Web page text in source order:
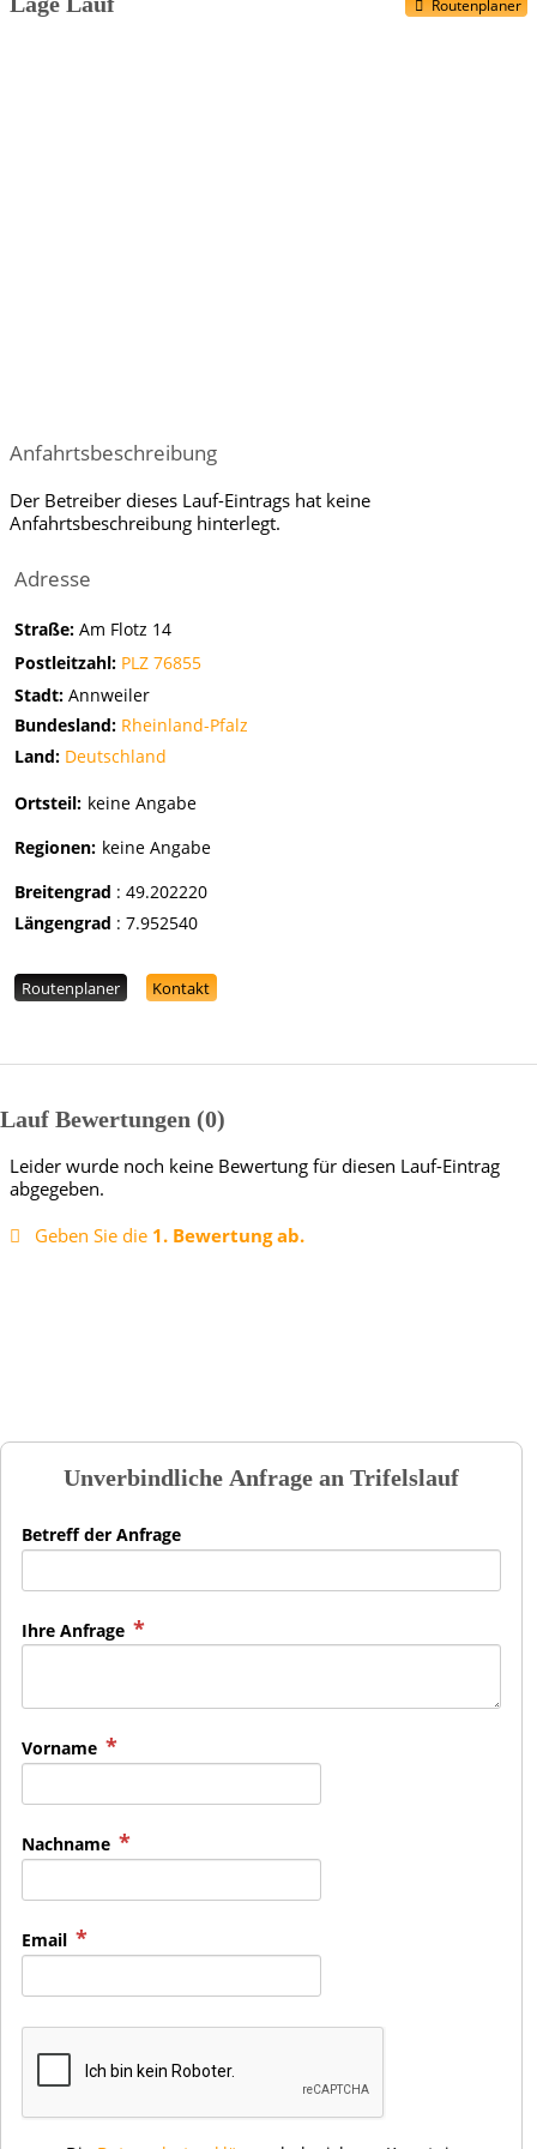
Routenplaner
Anfahrtsbeschreibung
Der Betreiber dieses Lauf-Eintrags hat keine
Anfahrtsbeschreibung hinterlegt.
Adresse
Straße: Am Flotz 14
Postleitzahl: PLZ 76855
Stadt: Annweiler
Bundesland: Rheinland-Pfalz
Land: Deutschland
Ortsteil: keine Angabe
Regionen: keine Angabe
Breitengrad : 49.202220
Längengrad : 7.952540
Routenplaner Kontakt
Lauf Bewertungen 0
Leider wurde noch keine Bewertung für diesen Lauf-Eintrag
abgegeben.
Geben Sie die 1. Bewertung ab.
Unverbindliche Anfrage an Trifelslauf
Betreff der Anfrage
Ihre Anfrage
Vorname
Nachname
Email